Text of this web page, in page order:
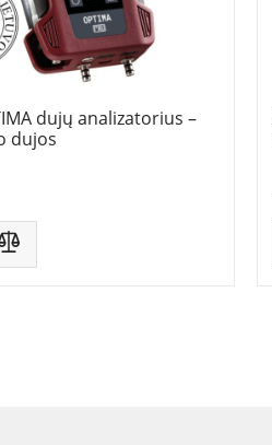
dujų analizatorius –
dujos